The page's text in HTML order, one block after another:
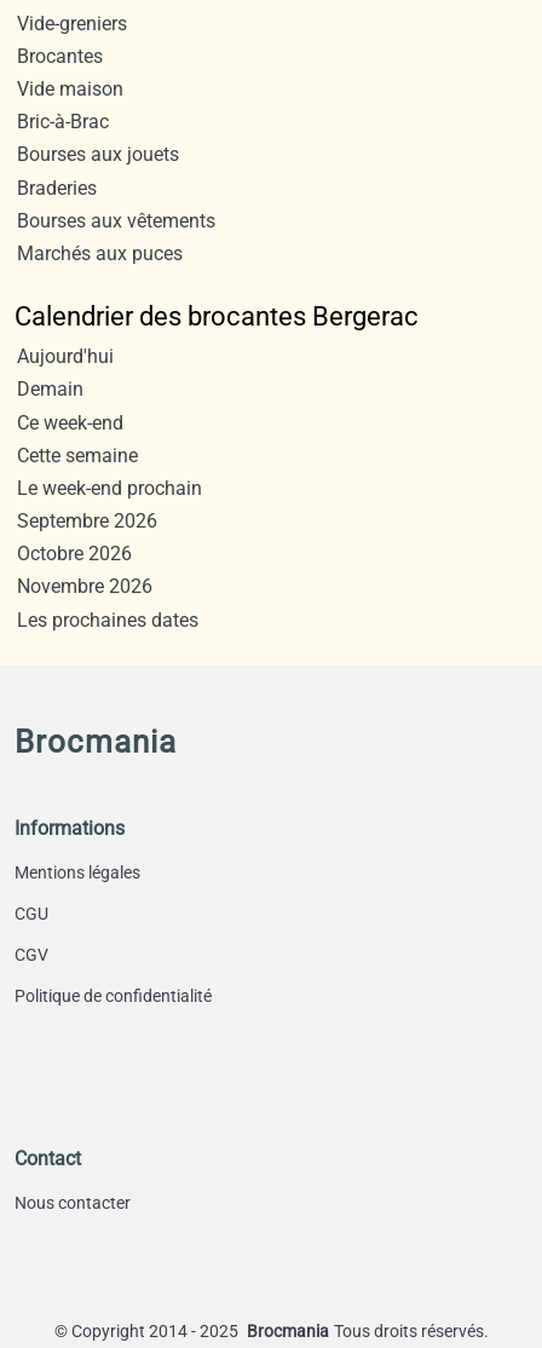
Vide-greniers
Brocantes
Vide maison
Bric-à-Brac
Bourses aux jouets
Braderies
Bourses aux vêtements
Marchés aux puces
Calendrier des brocantes Bergerac
Aujourd'hui
Demain
Ce week-end
Cette semaine
Le week-end prochain
Septembre 2026
Octobre 2026
Novembre 2026
Les prochaines dates
Brocmania
Informations
Mentions légales
CGU
CGV
Politique de confidentialité
Contact
Nous contacter
©Copyright 2014 - 2025 Brocmania Tous droits réservés.